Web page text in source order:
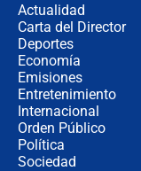
Actualidad
Carta del Director
Deportes
Economía
Emisiones
Entretenimiento
Internacional
Orden Público
Política
Sociedad